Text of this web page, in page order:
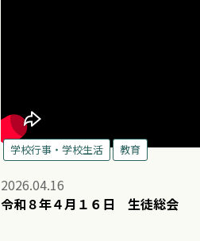
学校行事・学校生活 教育
2026.04.16
令和８年４月１６日 生徒総会